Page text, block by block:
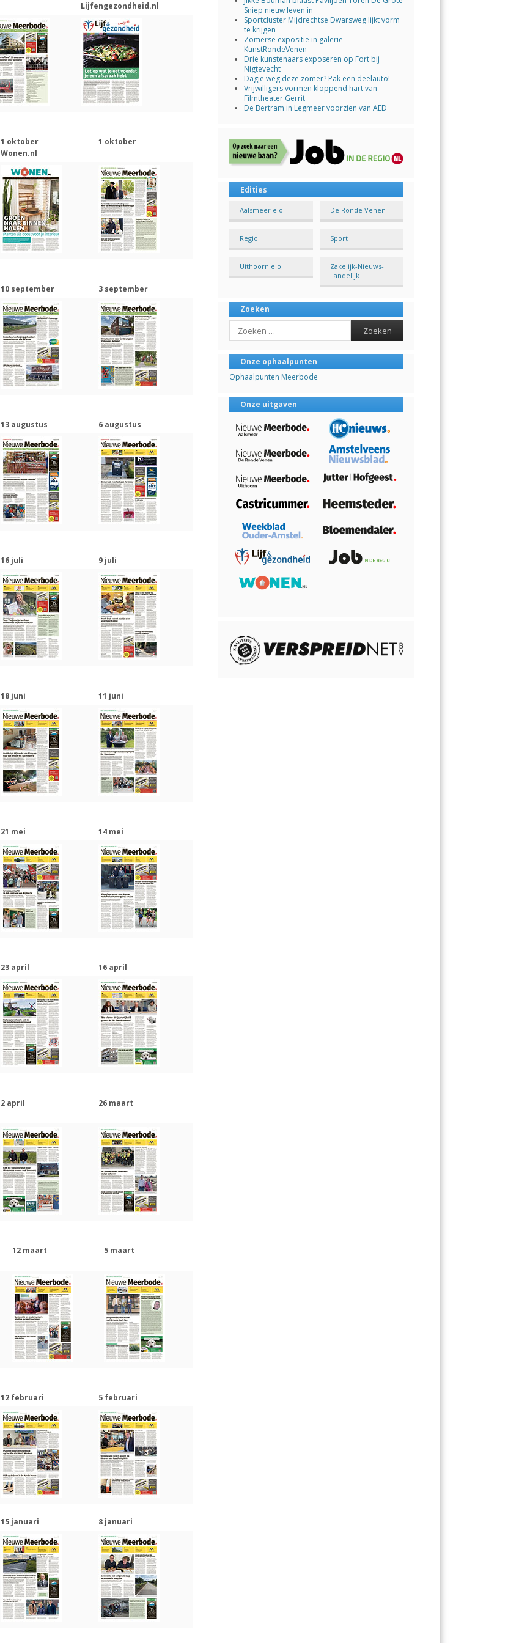
Lijfengezondheid.nl
1 oktober
Wonen.nl
1 oktober
10 september 3 september
13 augustus 6 augustus
16 juli 9 juli
18 juni 11 juni
21 mei 14 mei
23 april 16 april
2 april 26 maart
12 maart 5 maart
12 februari 5 februari
15 januari 8 januari
Sniep nieuw leven in
Sportcluster Mijdrechtse Dwarsweg lijkt vorm
te krijgen
Zomerse expositie in galerie
KunstRondeVenen
Drie kunstenaars exposeren op Fort bij
Nigtevecht
Dagje weg deze zomer? Pak een deelauto!
Vrijwilligers vormen kloppend hart van
Filmtheater Gerrit
De Bertram in Legmeer voorzien van AED
Edities
Aalsmeer e.o. De Ronde Venen
Regio Sport
Uithoorn e.o.
Zakelijk-Nieuws-
Landelijk
Zoeken
Search
Onze ophaalpunten
Ophaalpunten Meerbode
Onze uitgaven